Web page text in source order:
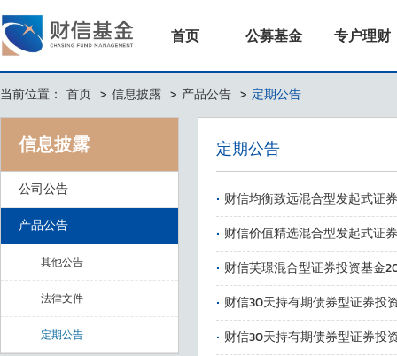
首页 公募基金 专户理财
当前位置： 首页 > 信息披露 > 产品公告 > 定期公告
信息披露
公司公告
产品公告
其他公告
法律文件
定期公告
定期公告
· 财信均衡致远混合型发起式证
· 财信价值精选混合型发起式证
· 财信芙璟混合型证券投资基金
· 财信30天持有期债券型证券投
· 财信30天持有期债券型证券投